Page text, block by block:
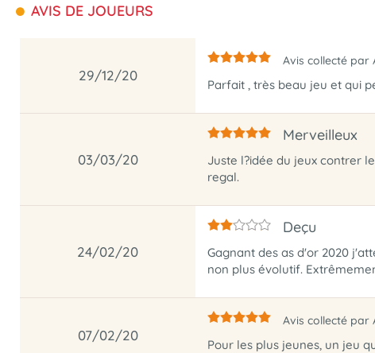
AVIS DE JOUEURS
29/12/20
Avis collecté par
Parfait , très beau jeu et qui
03/03/20
Merveilleux
Juste l?idée du jeux contrer
regal.
24/02/20
Deçu
Gagnant des as d'or 2020
non plus évolutif.
07/02/20
Avis collecté par
Pour les plus jeunes, un jeu